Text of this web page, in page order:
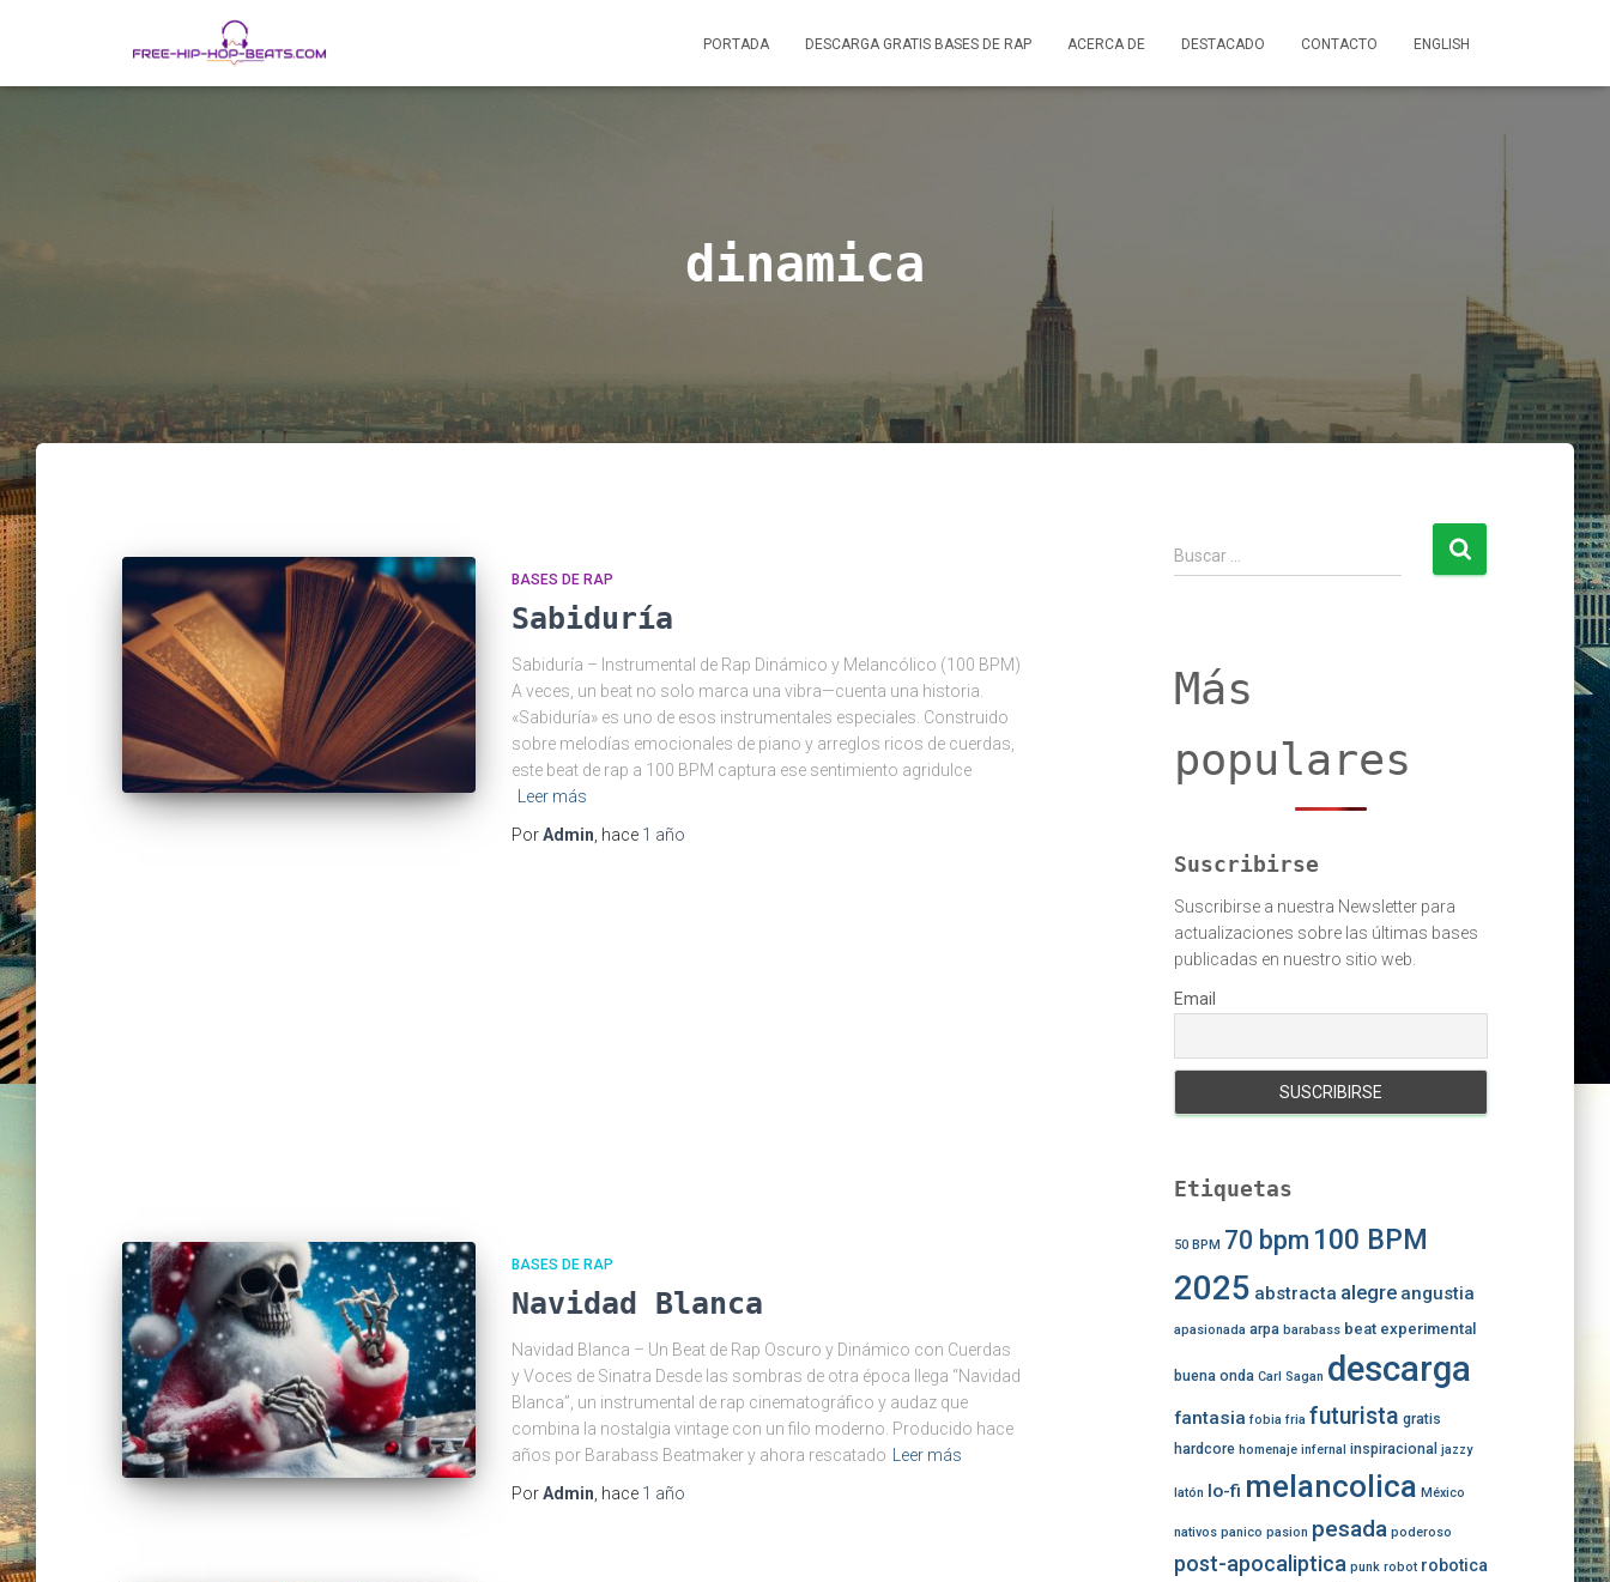
PORTADA DESCARGA GRATIS BASES DE RAP ACERCA DE DESTACADO CONTACTO ENGLISH
dinamica
BASES DE RAP
Sabiduría
Sabiduría – Instrumental de Rap Dinámico y Melancólico (100 BPM)
A veces, un beat no solo marca una vibra—cuenta una historia.
«Sabiduría» es uno de esos instrumentales especiales. Construido
sobre melodías emocionales de piano y arreglos ricos de cuerdas,
este beat de rap a 100 BPM captura ese sentimiento agridulce
Leer más
PorAdmin , hace 1 año
BASES DE RAP
Navidad Blanca
Navidad Blanca – Un Beat de Rap Oscuro y Dinámico con Cuerdas
y Voces de Sinatra Desde las sombras de otra época llega “Navidad
Blanca”, un instrumental de rap cinematográfico y audaz que
combina la nostalgia vintage con un filo moderno. Producido hace
años por Barabass Beatmaker y ahora rescatado
Leer más
PorAdmin , hace 1 año
u
Buscar …
Más
populares
Suscribirse
Suscribirse a nuestra Newsletter para
actualizaciones sobre las últimas bases
publicadas en nuestro sitio web.
Email
Etiquetas
50 BPM 70 bpm 100 BPM
2025 abstracta alegre angustia
apasionada arpa barabass beat experimental
buena onda Carl Sagan descarga
fantasia fobia fria futurista gratis
hardcore homenaje infernal inspiracional jazzy
latón lo-fi melancolica México
nativos panico pasion pesada poderoso
post-apocaliptica punk robot robotica